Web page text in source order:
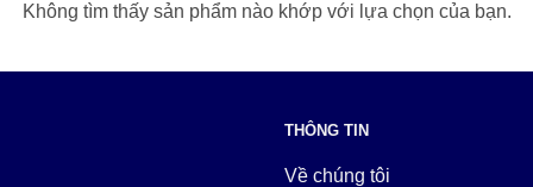
Không tìm thấy sản phẩm nào khớp với lựa chọn của bạn.
THÔNG TIN
Về chúng tôi